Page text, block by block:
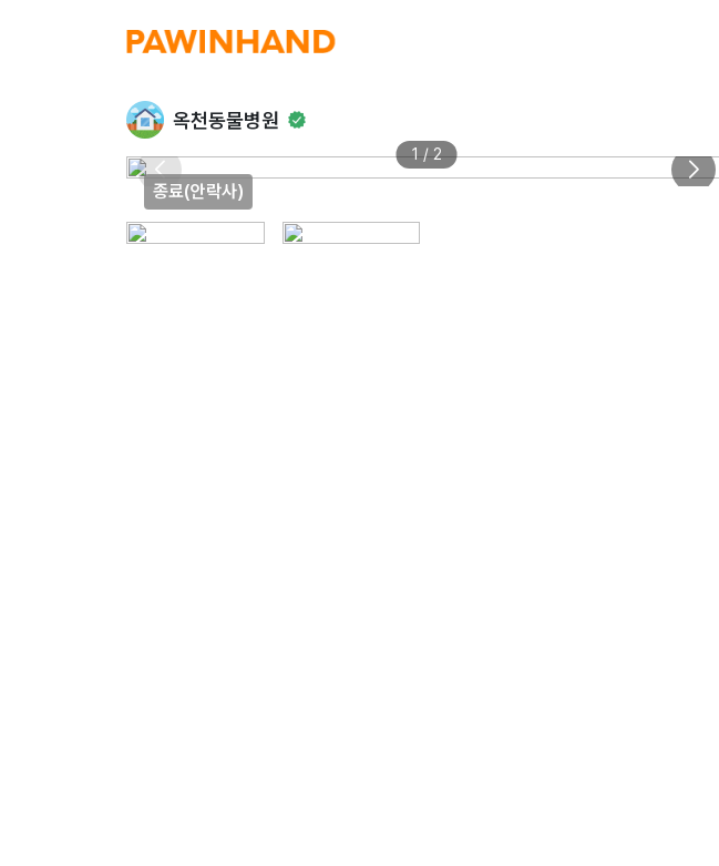
옥천동물병원
종료(안락사)
1 / 2